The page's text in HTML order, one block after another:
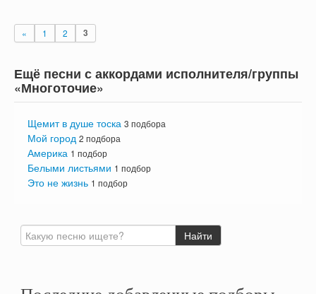
« 1 2 3
Ещё песни с аккордами исполнителя/группы
«Многоточие»
Щемит в душе тоска 3 подбора
Мой город 2 подбора
Америка 1 подбор
Белыми листьями 1 подбор
Это не жизнь 1 подбор